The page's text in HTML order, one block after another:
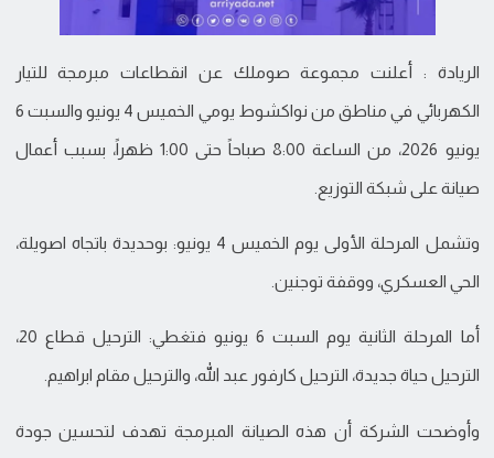
الريادة : أعلنت مجموعة صوملك عن انقطاعات مبرمجة للتيار
الكهربائي في مناطق من نواكشوط يومي الخميس 4 يونيو والسبت 6
يونيو 2026، من الساعة 8:00 صباحاً حتى 1:00 ظهراً، بسبب أعمال
صيانة على شبكة التوزيع.
وتشمل المرحلة الأولى يوم الخميس 4 يونيو: بوحديدة باتجاه اصويلة،
الحي العسكري، ووقفة توجنين.
أما المرحلة الثانية يوم السبت 6 يونيو فتغطي: الترحيل قطاع 20،
الترحيل حياة جديدة، الترحيل كارفور عبد الله، والترحيل مقام ابراهيم.
وأوضحت الشركة أن هذه الصيانة المبرمجة تهدف لتحسين جودة